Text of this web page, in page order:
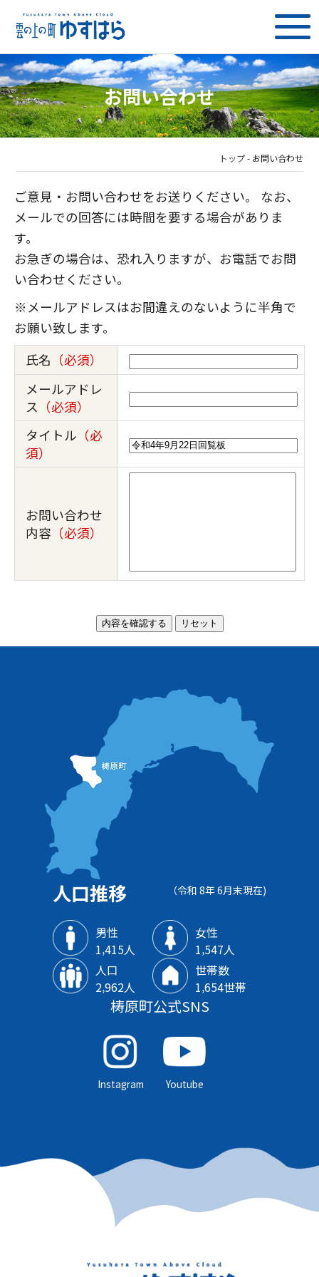
お問い合わせ
トップ - お問い合わせ
ご意見・お問い合わせをお送りください。 なお、
メールでの回答には時間を要する場合がありま
す。
お急ぎの場合は、恐れ入りますが、お電話でお問
い合わせください。
※メールアドレスはお間違えのないように半角で
お願い致します。
氏名 （必須）
メールアドレ
ス （必須）
タイトル （必
須）
お問い合わせ
内容 （必須）
人口推移 （令和 8年 6月末現在)
男性
1‚415人
女性
1‚547人
人口
2‚962人
世帯数
1‚654世帯
梼原町公式SNS
Instagram Youtube